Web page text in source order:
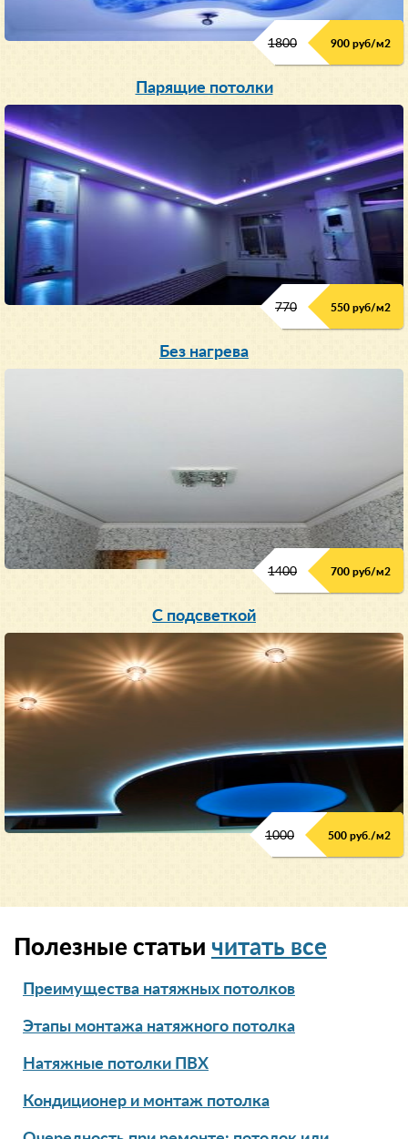
1800 900 руб/м2
Парящие потолки
770 550 руб/м2
Без нагрева
1400 700 руб/м2
С подсветкой
1000 500 руб./м2
Полезные статьи читать все
Преимущества натяжных потолков
Этапы монтажа натяжного потолка
Натяжные потолки ПВХ
Кондиционер и монтаж потолка